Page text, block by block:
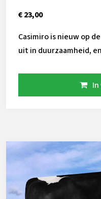
€ 23,00
Casimiro is nieuw op
uit in duurzaamheid,
springen in het oog. Dit alles resulteert in een zeer